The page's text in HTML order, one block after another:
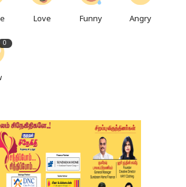
Love Funny Angry
0